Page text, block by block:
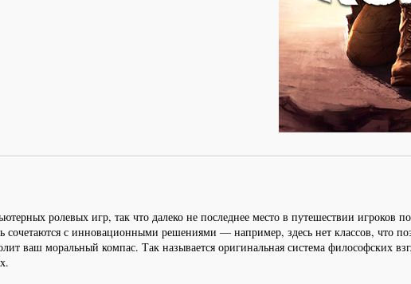
ролевых игр, так что далеко не последнее место в путешествии игроков
с инновационными решениями — например, здесь нет классов, что
ваш моральный компас. Так называется оригинальная система философских